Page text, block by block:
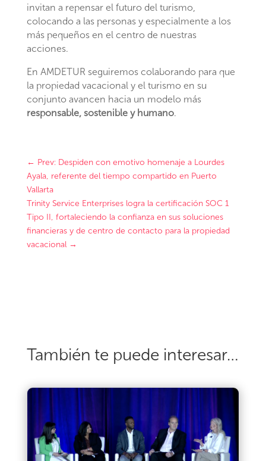
invitan a repensar el futuro del turismo,
colocando a las personas y especialmente a los
más pequeños en el centro de nuestras
acciones.
En AMDETUR seguiremos colaborando para que
la propiedad vacacional y el turismo en su
conjunto avancen hacia un modelo más
responsable, sostenible y humano.
← Prev: Despiden con emotivo homenaje a Lourdes
Ayala, referente del tiempo compartido en Puerto
Vallarta
Trinity Service Enterprises logra la certificación SOC 1
Tipo II, fortaleciendo la confianza en sus soluciones
financieras y de centro de contacto para la propiedad
vacacional→
También te puede interesar…